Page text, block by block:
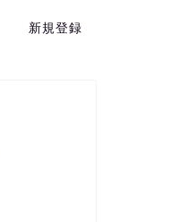
新規登録